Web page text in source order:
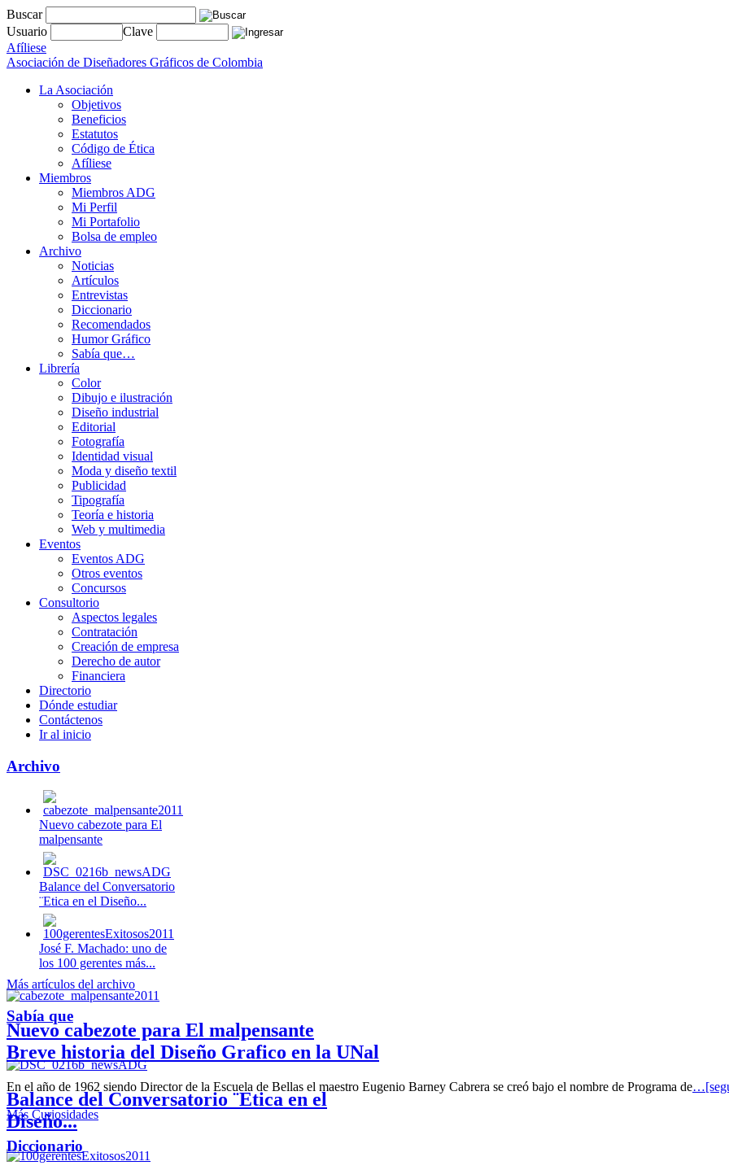
Buscar
Usuario
Clave
Afíliese
Asociación de Diseñadores Gráficos de Colombia
La Asociación
Objetivos
Beneficios
Estatutos
Código de Ética
Afíliese
Miembros
Miembros ADG
Mi Perfil
Mi Portafolio
Bolsa de empleo
Archivo
Noticias
Artículos
Entrevistas
Diccionario
Recomendados
Humor Gráfico
Sabía que…
Librería
Color
Dibujo e ilustración
Diseño industrial
Editorial
Fotografía
Identidad visual
Moda y diseño textil
Publicidad
Tipografía
Teoría e historia
Web y multimedia
Eventos
Eventos ADG
Otros eventos
Concursos
Consultorio
Aspectos legales
Contratación
Creación de empresa
Derecho de autor
Financiera
Directorio
Dónde estudiar
Contáctenos
Ir al inicio
Archivo
Nuevo cabezote para El
malpensante
Balance del Conversatorio
¨Etica en el Diseño...
José F. Machado: uno de
los 100 gerentes más...
Nuevo cabezote para El malpensante
Balance del Conversatorio ¨Etica en el
Diseño...
Más artículos del archivo
Sabía que
Breve historia del Diseño Grafico en la UNal
En el año de 1962 siendo Director de la Escuela de Bellas el maestro Eugenio Barney Cabrera se creó bajo el nombre de Programa de
Más Curiosidades
Diccionario